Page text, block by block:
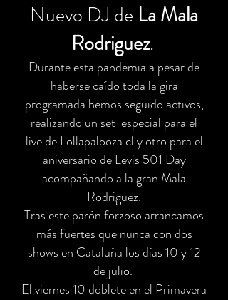
Nuevo DJ de La Mala
Rodriguez.
Durante esta pandemia a pesar de
haberse caído toda la gira
programada hemos seguido activos,
realizando un set especial para el
live de Lollapalooza.cl y otro para el
aniversario de Levis 501 Day
acompañando a la gran Mala
Rodriguez.
Tras este parón forzoso arrancamos
más fuertes que nunca con dos
shows en Cataluña los días 10 y 12
de julio.
El viernes 10 doblete en el Primavera